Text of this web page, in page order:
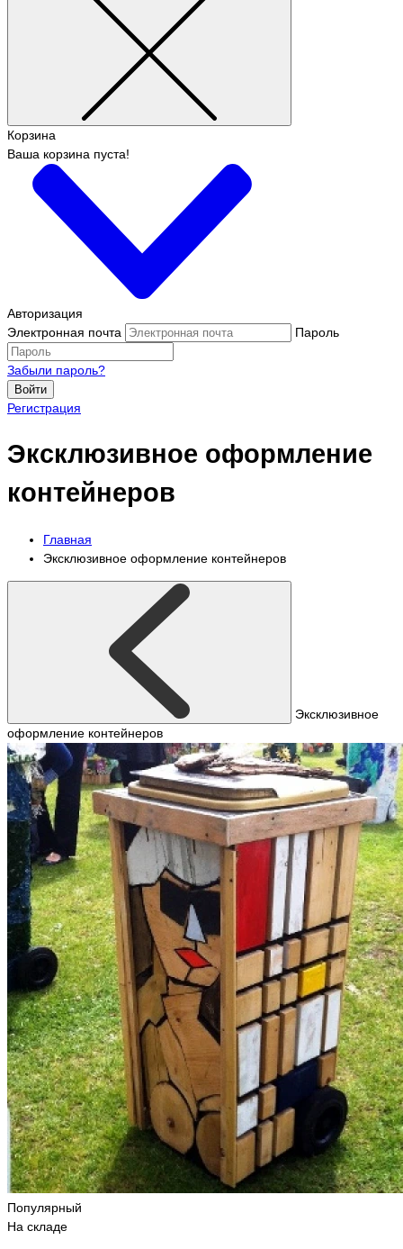
Корзина
Ваша корзина пуста!
Авторизация
Электронная почта
Пароль
Забыли пароль?
Войти
Регистрация
Эксклюзивное оформление
контейнеров
Главная
Эксклюзивное оформление контейнеров
Эксклюзивное
оформление контейнеров
Популярный
На складе